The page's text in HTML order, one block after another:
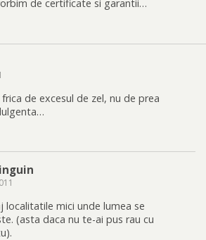
de certificate si garantii…
de excesul de zel, nu de prea
localitatile mici unde lumea se
(asta daca nu te-ai pus rau cu